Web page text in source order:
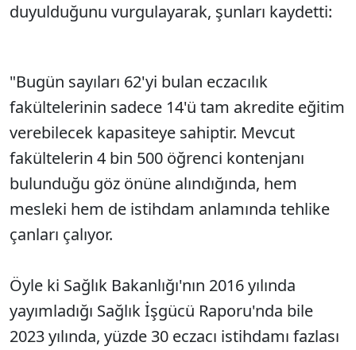
duyulduğunu vurgulayarak, şunları kaydetti:
"Bugün sayıları 62'yi bulan eczacılık
fakültelerinin sadece 14'ü tam akredite eğitim
verebilecek kapasiteye sahiptir. Mevcut
fakültelerin 4 bin 500 öğrenci kontenjanı
bulunduğu göz önüne alındığında, hem
mesleki hem de istihdam anlamında tehlike
çanları çalıyor.
Öyle ki Sağlık Bakanlığı'nın 2016 yılında
yayımladığı Sağlık İşgücü Raporu'nda bile
2023 yılında, yüzde 30 eczacı istihdamı fazlası